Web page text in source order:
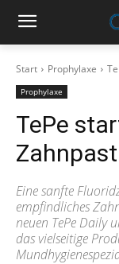
Start Prophylaxe
Prophylaxe
TePe
Eine sanfte
empfindliches
neuen TePe Daily
das vielseitige